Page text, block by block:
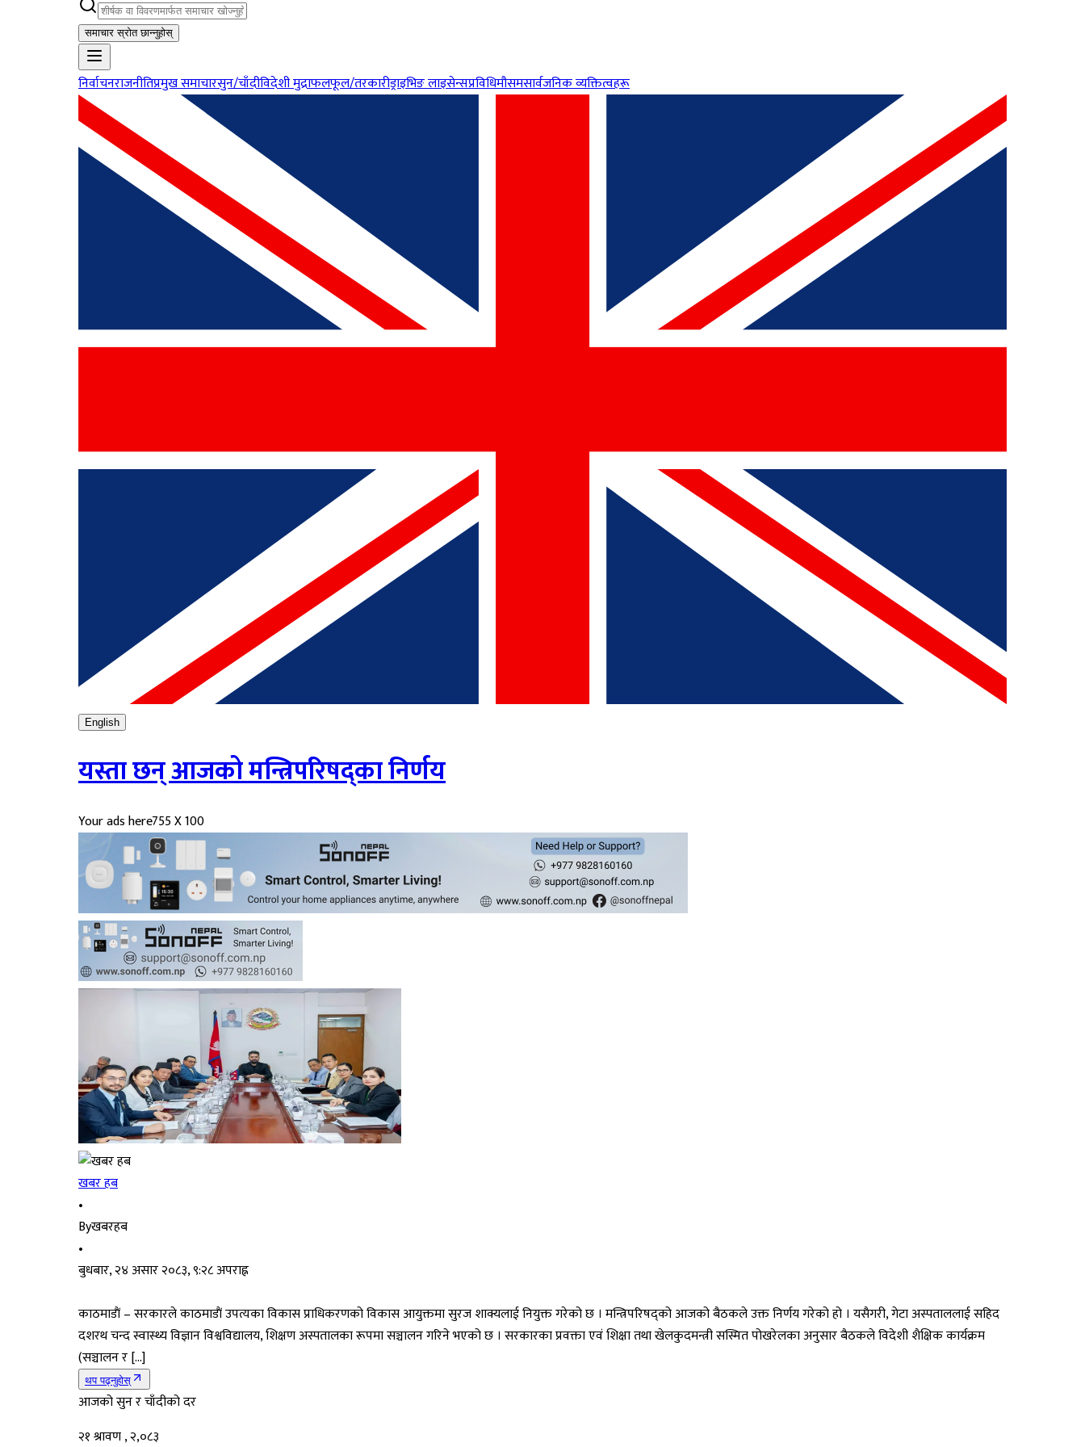
समाचार स्रोत छान्नुहोस्
निर्वाचनराजनीतिप्रमुख समाचारसुन/चाँदीविदेशी मुद्राफलफूल/तरकारीड्राइभिङ लाइसेन्सप्रविधिमौसमसार्वजनिक व्यक्तित्वहरू
English
यस्ता छन् आजको मन्त्रिपरिषद्का निर्णय
Your ads here755 X 100
खबर हब
•
Byखबरहब
•
बुधबार, २४ असार २०८३, ९:२८ अपराह्न
काठमाडाैं – सरकारले काठमाडाैं उपत्यका विकास प्राधिकरणको विकास आयुक्तमा सुरज शाक्यलाई नियुक्त गरेको छ । मन्त्रिपरिषद्को आजको बैठकले उक्त निर्णय गरेको हो । यसैगरी, गेटा अस्पताललाई सहिद
दशरथ चन्द स्वास्थ्य विज्ञान विश्वविद्यालय, शिक्षण अस्पतालका रूपमा सञ्चालन गरिने भएको छ । सरकारका प्रवक्ता एवं शिक्षा तथा खेलकुदमन्त्री सस्मित पोखरेलका अनुसार बैठकले विदेशी शैक्षिक कार्यक्रम
(सञ्चालन र […]
थप पढ्नुहोस्
आजको सुन र चाँदीको दर
२१ श्रावण , २,०८३